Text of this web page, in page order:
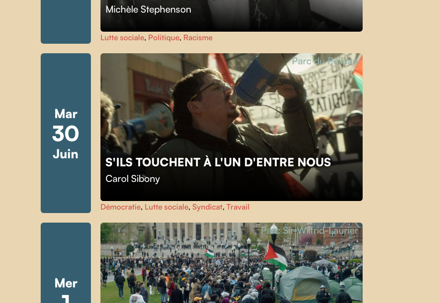
Michèle Stephenson
Lutte sociale, Politique, Racisme
Mar
30
Juin
S'ILS TOUCHENT À L'UN D'ENTRE NOUS
Carol Sibony
Parc du Pélican
Démocratie, Lutte sociale, Syndicat, Travail
Mer
Parc Sir-Wilfrid-Laurier